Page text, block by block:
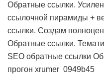
Обратные ссылки.
ссылочной пирамиды +
ссылки. Создам
Обратные ссылки.
SEO обратные ссылки
прогон xrumer 0949b45